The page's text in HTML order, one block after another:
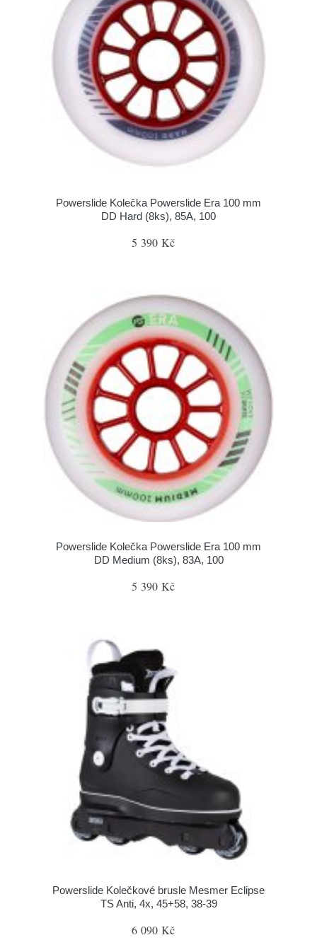
Powerslide Kolečka Powerslide Era 100 mm
DD Hard (8ks), 85A, 100
5 390 Kč
Powerslide Kolečka Powerslide Era 100 mm
DD Medium (8ks), 83A, 100
5 390 Kč
Powerslide Kolečkové brusle Mesmer Eclipse
TS Anti, 4x, 45+58, 38-39
6 090 Kč